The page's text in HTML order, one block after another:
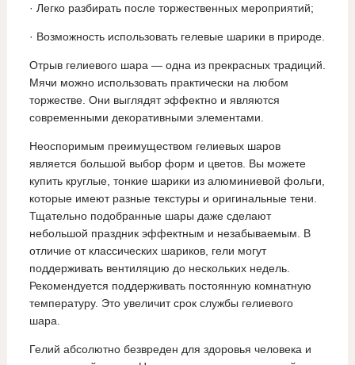
· Легко разбирать после торжественных мероприятий;
· Возможность использовать гелевые шарики в природе.
Отрыв гелиевого шара — одна из прекрасных традиций.
Мячи можно использовать практически на любом
торжестве. Они выглядят эффектно и являются
современными декоративными элементами.
Неоспоримым преимуществом гелиевых шаров
является большой выбор форм и цветов. Вы можете
купить круглые, тонкие шарики из алюминиевой фольги,
которые имеют разные текстуры и оригинальные тени.
Тщательно подобранные шары даже сделают
небольшой праздник эффектным и незабываемым. В
отличие от классических шариков, гели могут
поддерживать вентиляцию до нескольких недель.
Рекомендуется поддерживать постоянную комнатную
температуру. Это увеличит срок службы гелиевого
шара.
Гелий абсолютно безвреден для здоровья человека и